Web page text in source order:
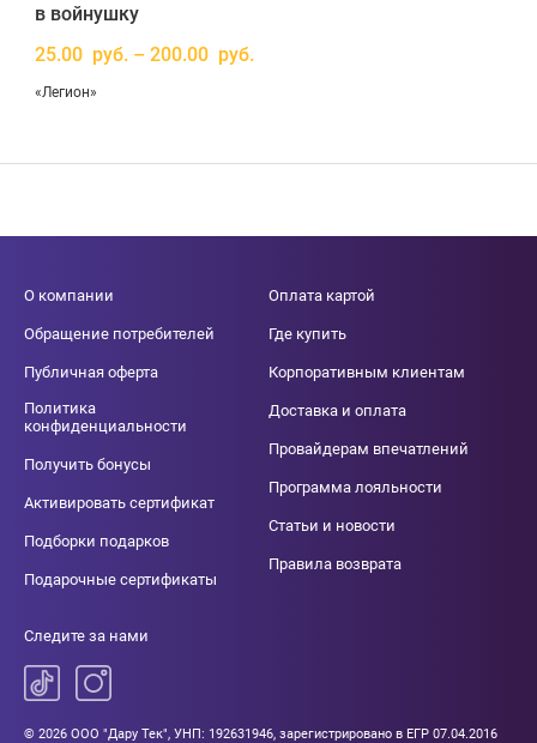
в войнушку
25.00 руб. – 200.00 руб.
«Легион»
О компании
Обращение потребителей
Публичная оферта
Политика
конфиденциальности
Получить бонусы
Активировать сертификат
Подборки подарков
Подарочные сертификаты
Оплата картой
Где купить
Корпоративным клиентам
Доставка и оплата
Провайдерам впечатлений
Программа лояльности
Статьи и новости
Правила возврата
Следите за нами
© 2026 ООО "Дару Тек", УНП: 192631946, зарегистрировано в ЕГР 07.04.2016